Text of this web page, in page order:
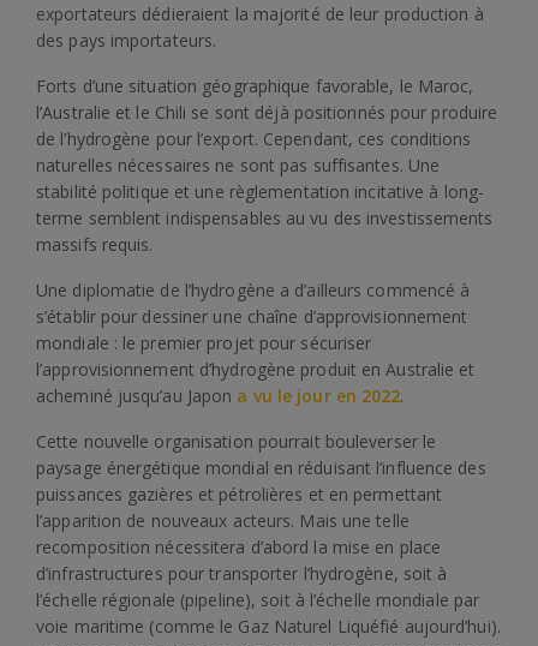
exportateurs dédieraient la majorité de leur production à
des pays importateurs.
Forts d’une situation géographique favorable, le Maroc,
l’Australie et le Chili se sont déjà positionnés pour produire
de l’hydrogène pour l’export. Cependant, ces conditions
naturelles nécessaires ne sont pas suffisantes. Une
stabilité politique et une règlementation incitative à long-
terme semblent indispensables au vu des investissements
massifs requis.
Une diplomatie de l’hydrogène a d’ailleurs commencé à
s’établir pour dessiner une chaîne d’approvisionnement
mondiale : le premier projet pour sécuriser
l’approvisionnement d’hydrogène produit en Australie et
acheminé jusqu’au Japon a vu le jour en 2022.
Cette nouvelle organisation pourrait bouleverser le
paysage énergétique mondial en réduisant l’influence des
puissances gazières et pétrolières et en permettant
l’apparition de nouveaux acteurs. Mais une telle
recomposition nécessitera d’abord la mise en place
d’infrastructures pour transporter l’hydrogène, soit à
l’échelle régionale (pipeline), soit à l’échelle mondiale par
voie maritime (comme le Gaz Naturel Liquéfié aujourd’hui).